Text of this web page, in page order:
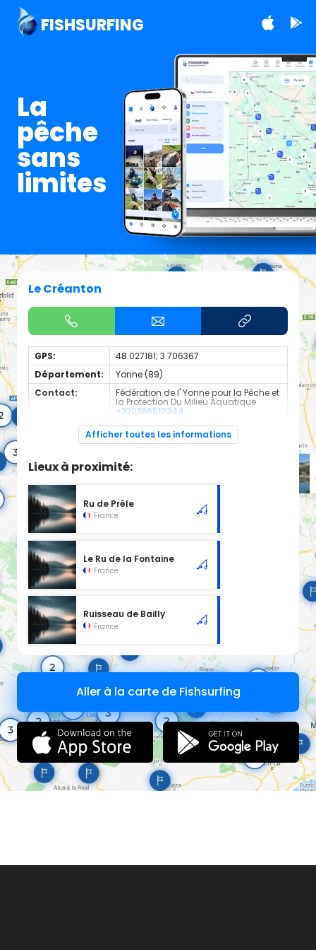
FISHSURFING
La
pêche
sans
limites
Le Créanton
GPS:
48.027181; 3.706367
Département:
Yonne (89)
Contact:
Fédération de l' Yonne pour la Pêche et
la Protection Du Milieu Aquatique
+330386510344
Espèces de
Truite
sélectionné, d'une longueur de 13.00 km.
Afficher toutes les informations
Lieux à proximité:
Ru de Prêle
France
Le Ru de la Fontaine
France
Ruisseau de Bailly
France
Aller à la carte de Fishsurfing